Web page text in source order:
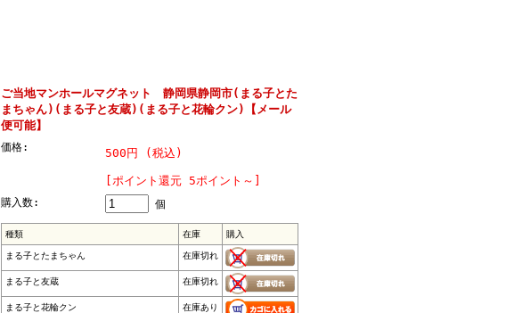
ご当地マンホールマグネット 静岡県静岡市(まる子とた
まちゃん)(まる子と友蔵)(まる子と花輪クン)【メール
便可能】
価格: 500円 (税込)
[ポイント還元 5ポイント～]
購入数: 個
種類 在庫 購入
まる子とたまちゃん 在庫切れ
まる子と友蔵 在庫切れ
まる子と花輪クン 在庫あり